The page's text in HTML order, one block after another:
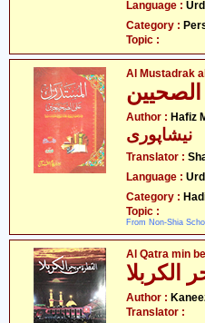
Language :
Category :
Topic :
Al Mustadrak
Author : Hafiz
نیشاپوری
Translator :
Language :
Category :
Topic :
From Non-Shia
Al Qatra min
الکربلا
Author :
Translator :